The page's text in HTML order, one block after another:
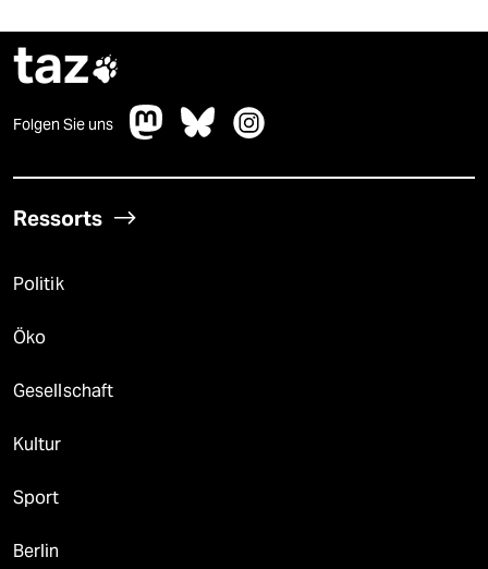
taz
Folgen Sie uns
Ressorts
Politik
Öko
Gesellschaft
Kultur
Sport
Berlin